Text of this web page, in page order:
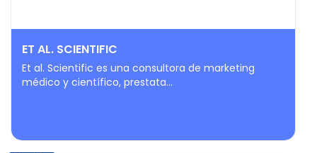
ET AL. SCIENTIFIC
Et al. Scientific es una consultora de marketing
médico y científico, prestata...